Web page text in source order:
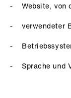
Website, von
verwendeter
Sprache und